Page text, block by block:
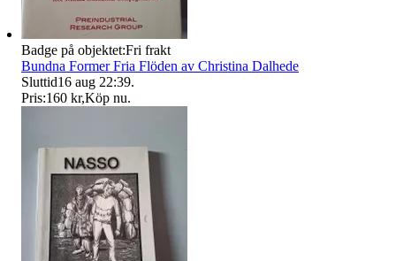
Badge på objektet:Fri frakt
Bundna Former Fria Flöden av Christina Dalhede
Sluttid16 aug 22:39.
Pris:160 kr,Köp nu.